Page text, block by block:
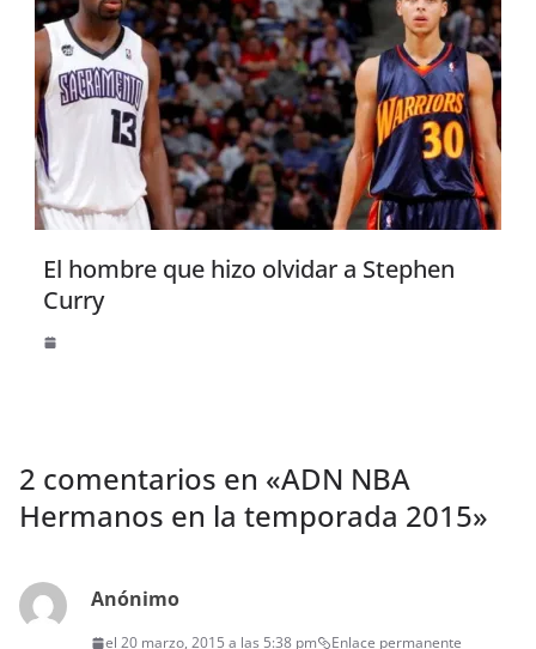
El hombre que hizo olvidar a Stephen
Curry
2 comentarios en «ADN NBA
Hermanos en la temporada 2015»
Anónimo
el 20 marzo, 2015 a las 5:38 pm Enlace permanente